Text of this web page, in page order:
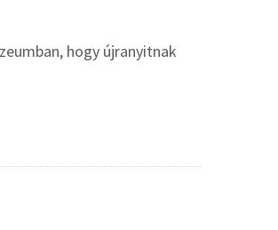
hogy újranyitnak